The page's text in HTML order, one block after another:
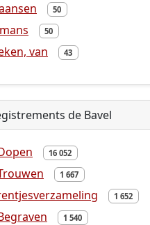
50
50
van 43
de Bavel
16 052
1 667
1 652
1 540